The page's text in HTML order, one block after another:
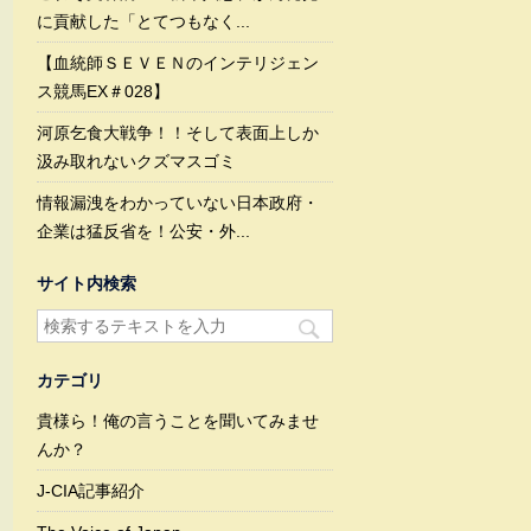
に貢献した「とてつもなく...
【血統師ＳＥＶＥＮのインテリジェン
ス競馬EX＃028】
河原乞食大戦争！！そして表面上しか
汲み取れないクズマスゴミ
情報漏洩をわかっていない日本政府・
企業は猛反省を！公安・外...
サイト内検索
カテゴリ
貴様ら！俺の言うことを聞いてみませ
んか？
J-CIA記事紹介